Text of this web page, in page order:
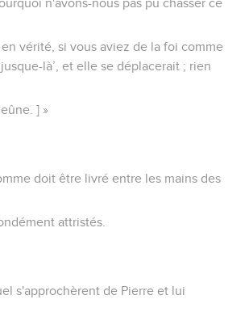
n'avons-nous pas pu chasser ce
vérité, si vous aviez de la foi comme
là’, et elle se déplacerait ; rien
] »
doit être livré entre les mains des
attristés.
s'approchèrent de Pierre et lui